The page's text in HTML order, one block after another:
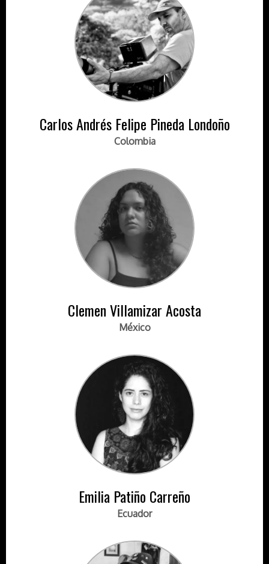
Carlos Andrés Felipe Pineda Londoño
Colombia
Clemen Villamizar Acosta
México
Emilia Patiño Carreño
Ecuador